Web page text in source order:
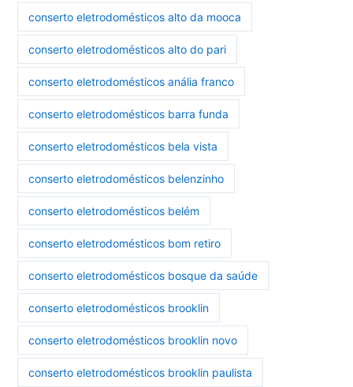
conserto eletrodomésticos alto da mooca
conserto eletrodomésticos alto do pari
conserto eletrodomésticos anália franco
conserto eletrodomésticos barra funda
conserto eletrodomésticos bela vista
conserto eletrodomésticos belenzinho
conserto eletrodomésticos belém
conserto eletrodomésticos bom retiro
conserto eletrodomésticos bosque da saúde
conserto eletrodomésticos brooklin
conserto eletrodomésticos brooklin novo
conserto eletrodomésticos brooklin paulista